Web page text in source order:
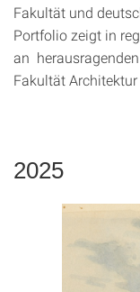
Fakultät und
Portfolio zeigt in
an
Fakultät
2025